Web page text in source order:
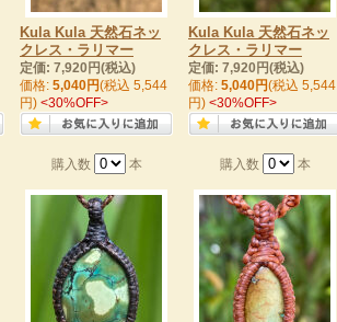
Kula Kula 天然石ネッ
クレス・ラリマー
定価: 7,920円(税込)
価格: 5,040円(税込 5,544
円) <30%OFF>
購入数 本
Kula Kula 天然石ネッ
クレス・ラリマー
定価: 7,920円(税込)
価格: 5,040円(税込 5,544
円) <30%OFF>
購入数 本